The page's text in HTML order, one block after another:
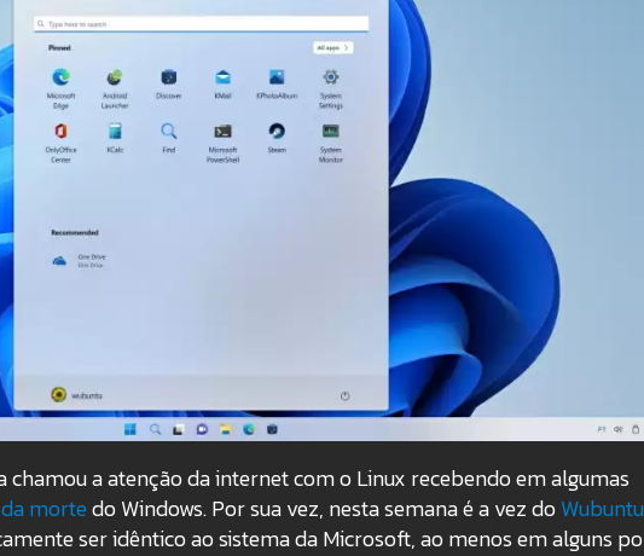
chamou a atenção da internet com o Linux recebendo em algumas
mortedo Windows. Por sua vez, nesta semana é a vez doWubuntu
ser idêntico ao sistema da Microsoft, ao menos em alguns